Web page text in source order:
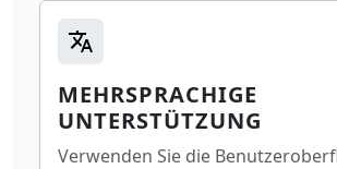
MEHRSPRACHIGE
UNTERSTÜTZUNG
Verwenden Sie die